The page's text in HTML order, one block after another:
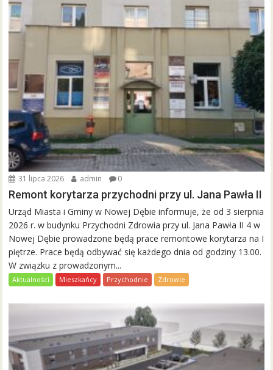
31 lipca 2026 admin 0
Remont korytarza przychodni przy ul. Jana Pawła II
Urząd Miasta i Gminy w Nowej Dębie informuje, że od 3 sierpnia
2026 r. w budynku Przychodni Zdrowia przy ul. Jana Pawła II 4 w
Nowej Dębie prowadzone będą prace remontowe korytarza na I
piętrze. Prace będą odbywać się każdego dnia od godziny 13.00.
W związku z prowadzonym...
Aktualności Mieszkańcy Przychodnie Zdrowie